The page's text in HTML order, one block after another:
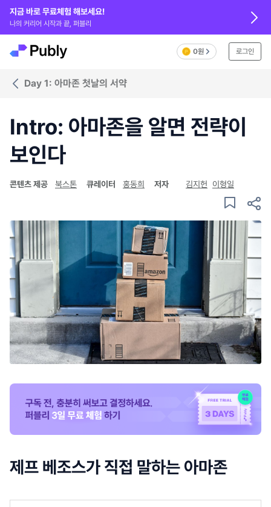
지금 바로 무료체험 해보세요!
나의 커리어 시작과 끝, 퍼블리
0원 로그인
Day 1: 아마존 첫날의 서약
Intro: 아마존을 알면 전략이
보인다
콘텐츠 제공 북스톤 큐레이터 홍동희 저자 김지헌 이형일
제프 베조스가 직접 말하는 아마존